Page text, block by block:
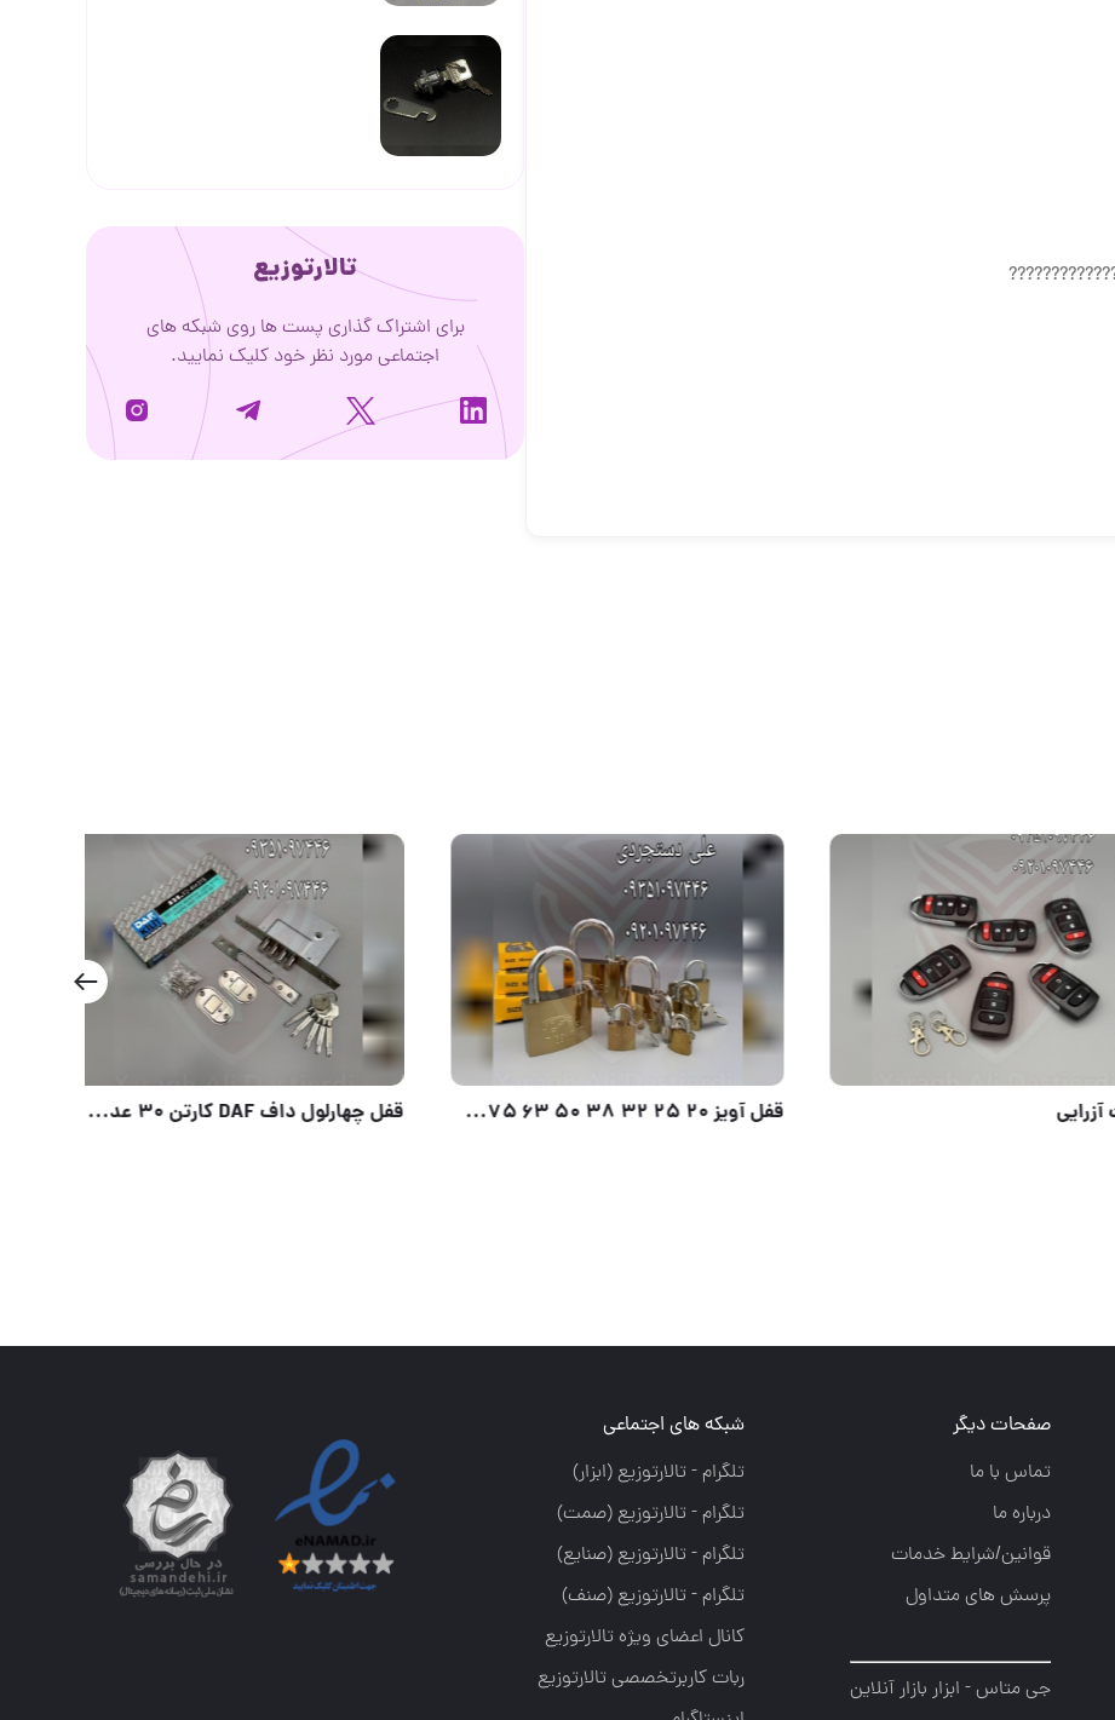
تالارتوزیع
برای اشتراک گذاری پست ها روی شبکه های
اجتماعی مورد نظر خود کلیک نمایید.
ریموت آزرایی قفل آویز ۲۰ ۲۵ ۳۲ ۳۸ ۵۰ ۶۳ ۷۵ اچ تی ۲۵۲ HT252 ارسال بار به تمام نقاط کشور 09351097446 09201097446 02
صفحات دیگر
تماس با ما
درباره ما
قوانین/شرایط خدمات
پرسش های متداول
جی متاس - ابزار بازار آنلاین
شبکه های اجتماعی
تلگرام - تالارتوزيع (ابزار)
تلگرام - تالارتوزيع (صمت)
تلگرام - تالارتوزيع (صنايع)
تلگرام - تالارتوزیع (صنف)
کانال اعضای ویژه تالارتوزیع
ربات کاربرتخصصی تالارتوزیع